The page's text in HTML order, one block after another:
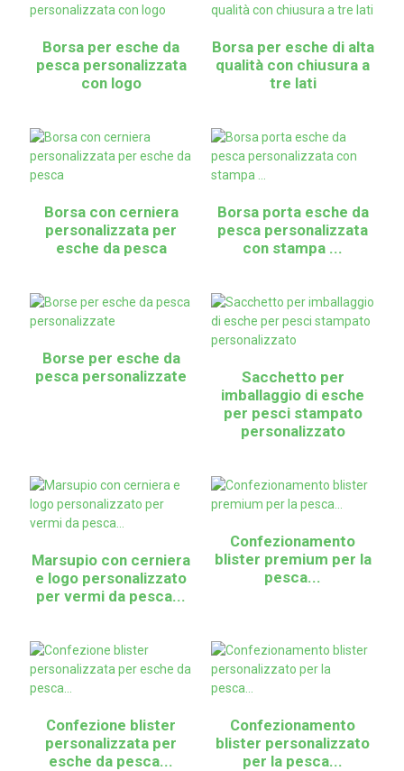
Borsa per esche da
pesca personalizzata
con logo
Borsa per esche di alta
qualità con chiusura a
tre lati
Borsa con cerniera
personalizzata per
esche da pesca
Borsa porta esche da
pesca personalizzata
con stampa ...
Borse per esche da
pesca personalizzate
Sacchetto per
imballaggio di esche
per pesci stampato
personalizzato
Marsupio con cerniera
e logo personalizzato
per vermi da pesca...
Confezionamento
blister premium per la
pesca...
Confezione blister
personalizzata per
esche da pesca...
Confezionamento
blister personalizzato
per la pesca...